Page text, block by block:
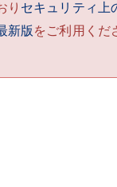
り セキュリティ上
新版 をご利用くだ